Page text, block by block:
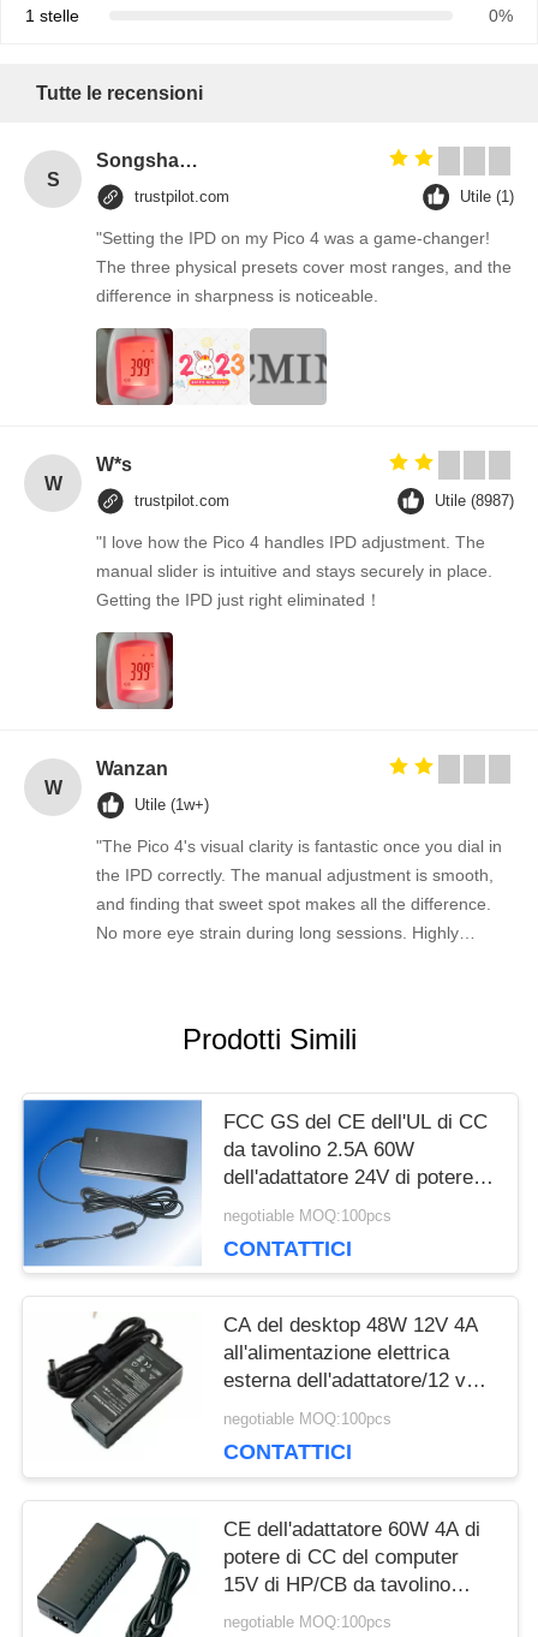
1 stelle 0%
Tutte le recensioni
S
Songshang
trustpilot.com Utile (1)
"Setting the IPD on my Pico 4 was a game-changer!
The three physical presets cover most ranges, and the
difference in sharpness is noticeable.
W
W*s
trustpilot.com Utile (8987)
"I love how the Pico 4 handles IPD adjustment. The
manual slider is intuitive and stays securely in place.
Getting the IPD just right eliminated！
W
Wanzan
Utile (1w+)
"The Pico 4's visual clarity is fantastic once you dial in
the IPD correctly. The manual adjustment is smooth,
and finding that sweet spot makes all the difference.
No more eye strain during long sessions. Highly
finding that sweet spot makes all the difference. No
recommend taking the time to set it up properly!""The
Pico 4's visual clarity is fantastic once you dial in the
IPD correctly. The manual adjustment is smooth, and
finding that sweet spot makes all the difference. No
more eye strain during long sessions. Highly
recommend taking the time to set it up properly!""The
Pico 4's visual clarity is fantastic once you dial in the
IPD correctly. The manual adjustment is smooth, and
finding that sweet spot makes all the difference. No
more eye strain during long sessions. Highly r
Prodotti Simili
FCC GS del CE dell'UL di CC
da tavolino 2.5A 60W
dell'adattatore 24V di potere di
Asus Ux31a
negotiable MOQ:100pcs
CONTATTICI
CA del desktop 48W 12V 4A
all'alimentazione elettrica
esterna dell'adattatore/12 volt
di corrente continua
negotiable MOQ:100pcs
CONTATTICI
CE dell'adattatore 60W 4A di
potere di CC del computer
15V di HP/CB da tavolino
UL60950-1
negotiable MOQ:100pcs